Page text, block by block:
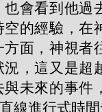
會看到他過
的經驗，在
面，神視者
，這又是超
未來的事件
線進行式時